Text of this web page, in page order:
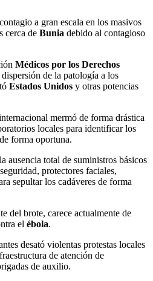
a gran escala en los masivos
cerca de Bunia debido al contagioso
Médicos por los Derechos
de la patología a los
Estados Unidos y otras potencias
mermó de forma drástica
locales para identificar los
forma oportuna.
ausencia total de suministros básicos
protectores faciales,
sepultar los cadáveres de forma
del brote, carece actualmente de
el ébola.
desató violentas protestas locales
de atención de
de auxilio.